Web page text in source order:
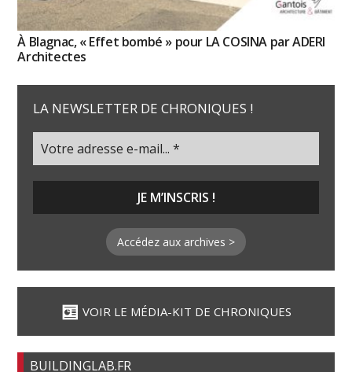
À Blagnac, « Effet bombé » pour LA COSINA par ADERI
Architectes
LA NEWSLETTER DE CHRONIQUES !
Accédez aux archives >
VOIR LE MÉDIA-KIT DE CHRONIQUES
BUILDINGLAB.FR